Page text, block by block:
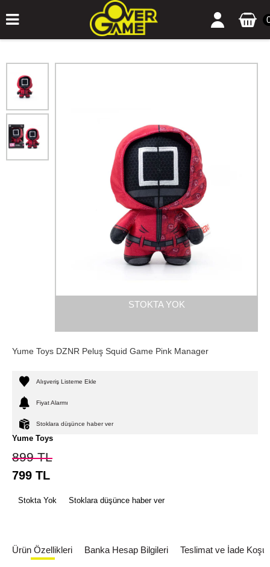
STOKTA YOK
Yume Toys DZNR Peluş Squid Game Pink Manager
Alışveriş Listeme Ekle
Fiyat Alarmı
Stoklara düşünce haber ver
Yume Toys
899TL
799 TL
Stokta Yok Stoklara düşünce haber ver
Ürün Özellikleri Banka Hesap Bilgileri Teslimat ve İade